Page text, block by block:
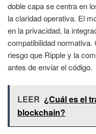
doble capa se centra en
la claridad operativa. El
en la privacidad, la
compatibilidad
riesgo que Ripple y la
antes de enviar el código.
LEER ¿Cuál es el
blockchain?